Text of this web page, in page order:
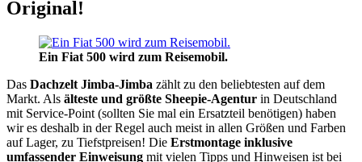
Original!
Ein Fiat 500 wird zum Reisemobil.
Das Dachzelt Jimba-Jimba zählt zu den beliebtesten auf dem
Markt. Als älteste und größte Sheepie-Agentur in Deutschland
mit Service-Point (sollten Sie mal ein Ersatzteil benötigen) haben
wir es deshalb in der Regel auch meist in allen Größen und Farben
auf Lager, zu Tiefstpreisen! Die Erstmontage inklusive
umfassender Einweisung mit vielen Tipps und Hinweisen ist bei